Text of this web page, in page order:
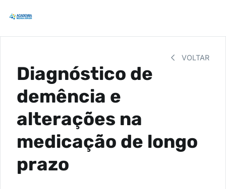
VOLTAR
Diagnóstico de
demência e
alterações na
medicação de longo
prazo